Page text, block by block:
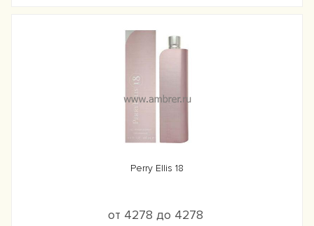
Perry Ellis 18
от 4278 до 4278